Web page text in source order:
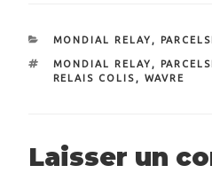
CATÉGORIES
MONDIAL RELAY,
ÉTIQUETTES
MONDIAL RELAY,
RELAIS COLIS, WAVRE
Laisser un